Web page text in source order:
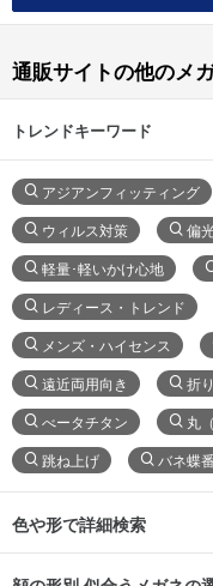
通販サイトの他のメ
トレンドキーワード
アジアンフィッティング
ウィルス対策 偏
軽量･軽いかけ心地
レディース・トレンド
メンズ・ハイセンス
遠近両用向き 折
べータチタン 丸
跳ね上げ バネ蝶番
色や形で詳細検索